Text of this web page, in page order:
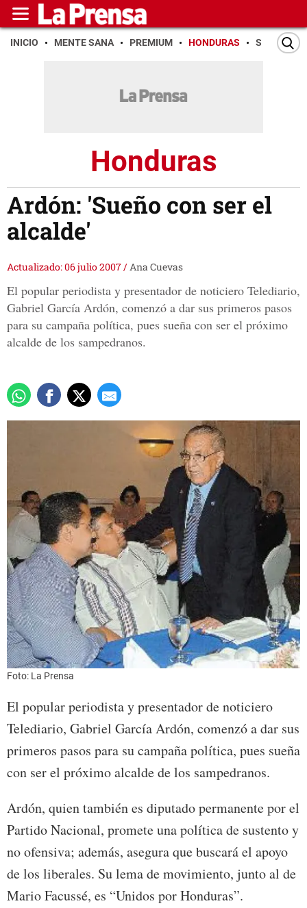
INICIO MENTE SANA PREMIUM HONDURAS SAN PEDRO
Honduras
Ardón: 'Sueño con ser el
alcalde'
Actualizado: 06 julio 2007/Ana Cuevas
El popular periodista y presentador de noticiero Telediario,
Gabriel García Ardón, comenzó a dar sus primeros pasos
para su campaña política, pues sueña con ser el próximo
alcalde de los sampedranos.
Foto: La Prensa
El popular periodista y presentador de noticiero
Telediario, Gabriel García Ardón, comenzó a dar sus
primeros pasos para su campaña política, pues sueña
con ser el próximo alcalde de los sampedranos.
Ardón, quien también es diputado permanente por el
Partido Nacional, promete una política de sustento y
no ofensiva; además, asegura que buscará el apoyo
de los liberales. Su lema de movimiento, junto al de
Mario Facussé, es “Unidos por Honduras”.